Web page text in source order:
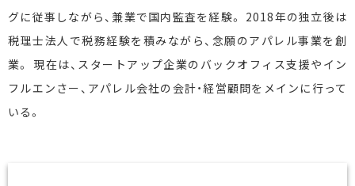
グに従事しながら、兼業で国内監査を経験。 2018年の独立後は
税理士法人で税務経験を積みながら、念願のアパレル事業を創
業。 現在は、スタートアップ企業のバックオフィス支援やイン
フルエンさー、アパレル会社の会計・経営顧問をメインに行って
いる。